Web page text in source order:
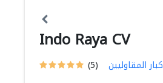
Indo Raya CV
(5) كبار المقاوليين